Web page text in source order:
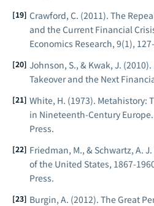
Crawford, C. (2011). The
and the Current Financial
Economics Research, 9(1),
Johnson, S., & Kwak, J. (2010).
Takeover and the Next
White, H. (1973). Metahistory:
in Nineteenth-Century Europe
Press.
Friedman, M., & Schwartz, A.
of the United States, 1867-
Press.
Burgin, A. (2012). The Great